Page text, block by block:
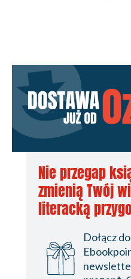
Nie przegap
zmienią Twój
literacką
Dołącz